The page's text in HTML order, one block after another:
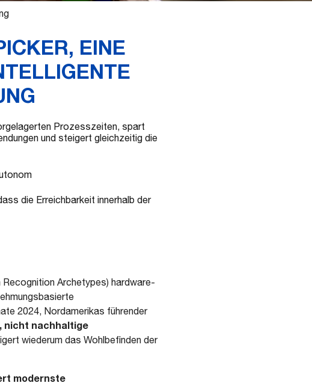
EINE
Prozesszeiten, spart
und steigert gleichzeitig die
die Erreichbarkeit innerhalb der
Archetypes) hardware-
2024, Nordamerikas führender
nicht nachhaltige
wiederum das Wohlbefinden der
modernste